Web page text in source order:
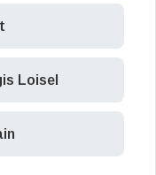
Loisel